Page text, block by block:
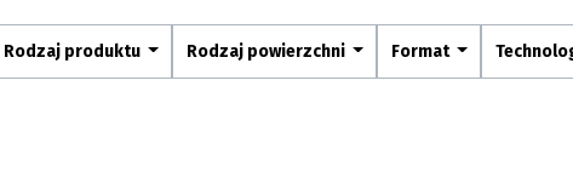
Rodzaj produktu Rodzaj powierzchni Format